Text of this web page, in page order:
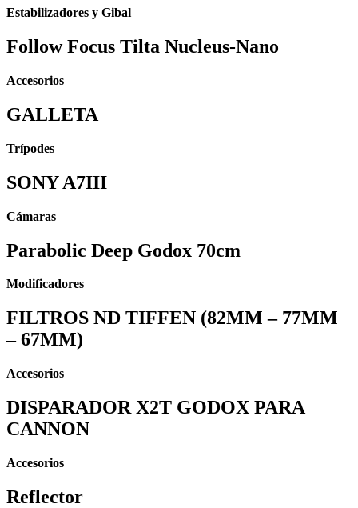
Estabilizadores y Gibal
Follow Focus Tilta Nucleus-Nano
Accesorios
GALLETA
Trípodes
SONY A7III
Cámaras
Parabolic Deep Godox 70cm
Modificadores
FILTROS ND TIFFEN (82MM – 77MM
– 67MM)
Accesorios
DISPARADOR X2T GODOX PARA
CANNON
Accesorios
Reflector